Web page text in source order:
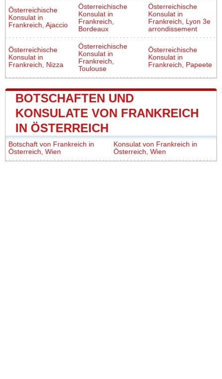
Österreichische
Konsulat in
Frankreich, Ajaccio
Österreichische
Konsulat in
Frankreich,
Bordeaux
Österreichische
Konsulat in
Frankreich, Lyon 3e
arrondissement
Österreichische
Konsulat in
Frankreich, Nizza
Österreichische
Konsulat in
Frankreich,
Toulouse
Österreichische
Konsulat in
Frankreich, Papeete
BOTSCHAFTEN UND
KONSULATE VON FRANKREICH
IN ÖSTERREICH
Botschaft von Frankreich in
Österreich, Wien
Konsulat von Frankreich in
Österreich, Wien